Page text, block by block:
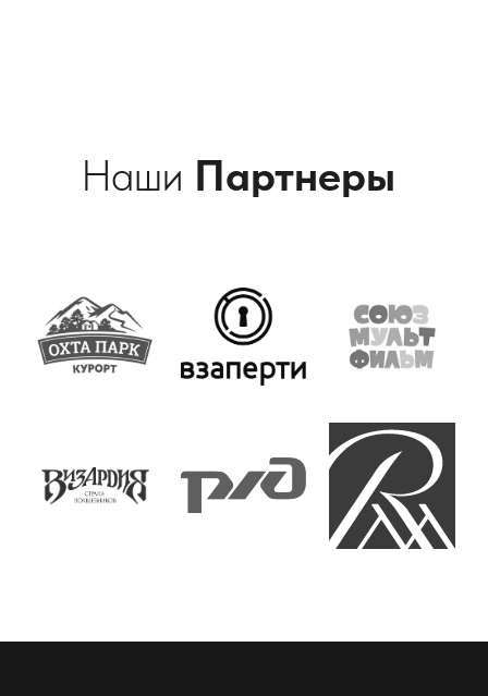
Наши Партнеры